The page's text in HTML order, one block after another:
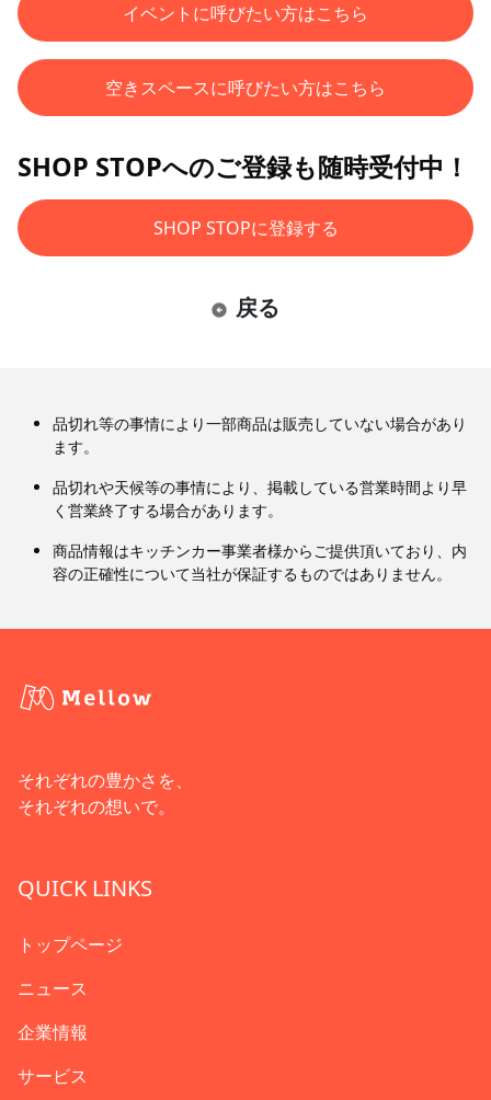
イベントに呼びたい方はこちら
空きスペースに呼びたい方はこちら
SHOP STOPへのご登録も随時受付中！
SHOP STOPに登録する
戻る
品切れ等の事情により一部商品は販売していない場合があり
ます。
品切れや天候等の事情により、掲載している営業時間より早
く営業終了する場合があります。
商品情報はキッチンカー事業者様からご提供頂いており、内
容の正確性について当社が保証するものではありません。
それぞれの豊かさを、
それぞれの想いで。
QUICK LINKS
トップページ
ニュース
企業情報
サービス